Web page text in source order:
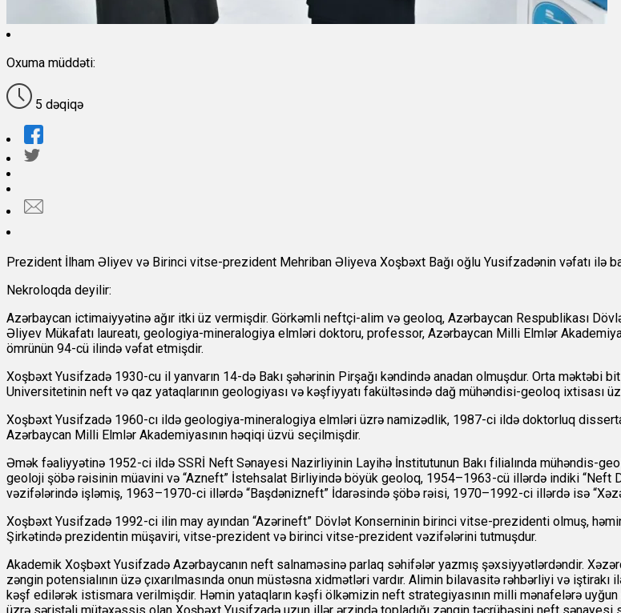
Oxuma müddəti:
5 dəqiqə
Prezident İlham Əliyev və Birinci vitse-prezident Mehriban Əliyeva Xoşbəxt Bağı oğlu Yusifzadənin vəfatı ilə
Nekroloqda deyilir:
Azərbaycan ictimaiyyətinə ağır itki üz vermişdir. Görkəmli neftçi-alim və geoloq, Azərbaycan Respublikası
Əliyev Mükafatı laureatı, geologiya-mineralogiya elmləri doktoru, professor, Azərbaycan Milli Elmlər
ömrünün 94-cü ilində vəfat etmişdir.
Xoşbəxt Yusifzadə 1930-cu il yanvarın 14-də Bakı şəhərinin Pirşağı kəndində anadan olmuşdur. Orta
Universitetinin neft və qaz yataqlarının geologiyası və kəşfiyyatı fakültəsində dağ mühəndisi-geoloq ixtisası
Xoşbəxt Yusifzadə 1960-cı ildə geologiya-mineralogiya elmləri üzrə namizədlik, 1987-ci ildə doktorluq
Azərbaycan Milli Elmlər Akademiyasının həqiqi üzvü seçilmişdir.
Əmək fəaliyyətinə 1952-ci ildə SSRİ Neft Sənayesi Nazirliyinin Layihə İnstitutunun Bakı filialında mühəndis-
geoloji şöbə rəisinin müavini və “Azneft” İstehsalat Birliyində böyük geoloq, 1954–1963-cü illərdə indiki “Neft
vəzifələrində işləmiş, 1963–1970-ci illərdə “Başdənizneft” İdarəsində şöbə rəisi, 1970–1992-ci illərdə isə
Xoşbəxt Yusifzadə 1992-ci ilin may ayından “Azərineft” Dövlət Konserninin birinci vitse-prezidenti olmuş,
Şirkətində prezidentin müşaviri, vitse-prezident və birinci vitse-prezident vəzifələrini tutmuşdur.
Akademik Xoşbəxt Yusifzadə Azərbaycanın neft salnaməsinə parlaq səhifələr yazmış şəxsiyyətlərdəndir.
zəngin potensialının üzə çıxarılmasında onun müstəsna xidmətləri vardır. Alimin bilavasitə rəhbərliyi və iştirakı
kəşf edilərək istismara verilmişdir. Həmin yataqların kəşfi ölkəmizin neft strategiyasının milli mənafelərə